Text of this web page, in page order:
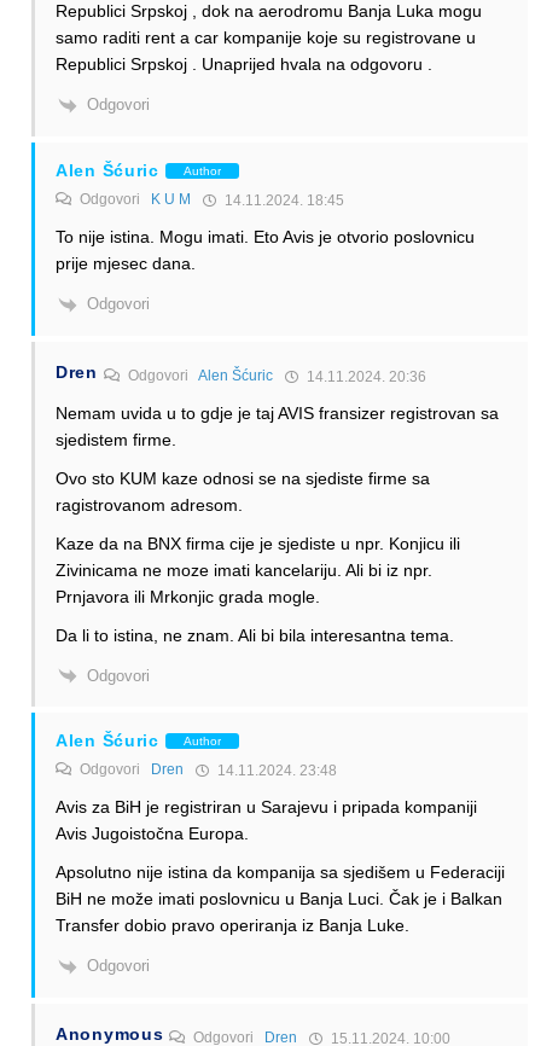
Republici Srpskoj , dok na aerodromu Banja Luka mogu
samo raditi rent a car kompanije koje su registrovane u
Republici Srpskoj . Unaprijed hvala na odgovoru .
Odgovori
Alen Šćuric Author
Odgovori K U M 14.11.2024. 18:45
To nije istina. Mogu imati. Eto Avis je otvorio poslovnicu
prije mjesec dana.
Odgovori
Dren Odgovori Alen Šćuric 14.11.2024. 20:36
Nemam uvida u to gdje je taj AVIS fransizer registrovan sa
sjedistem firme.
Ovo sto KUM kaze odnosi se na sjediste firme sa
ragistrovanom adresom.
Kaze da na BNX firma cije je sjediste u npr. Konjicu ili
Zivinicama ne moze imati kancelariju. Ali bi iz npr.
Prnjavora ili Mrkonjic grada mogle.
Da li to istina, ne znam. Ali bi bila interesantna tema.
Odgovori
Alen Šćuric Author
Odgovori Dren 14.11.2024. 23:48
Avis za BiH je registriran u Sarajevu i pripada kompaniji
Avis Jugoistočna Europa.
Apsolutno nije istina da kompanija sa sjedišem u Federaciji
BiH ne može imati poslovnicu u Banja Luci. Čak je i Balkan
Transfer dobio pravo operiranja iz Banja Luke.
Odgovori
Anonymous Odgovori Dren 15.11.2024. 10:00